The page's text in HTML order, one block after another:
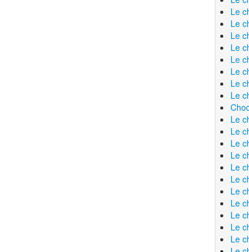
Le
Le
Le
Le
Le
Le
Le
Le
Le
Le
Le
Le
Le
Le
Le
Le
Le
Le
Le